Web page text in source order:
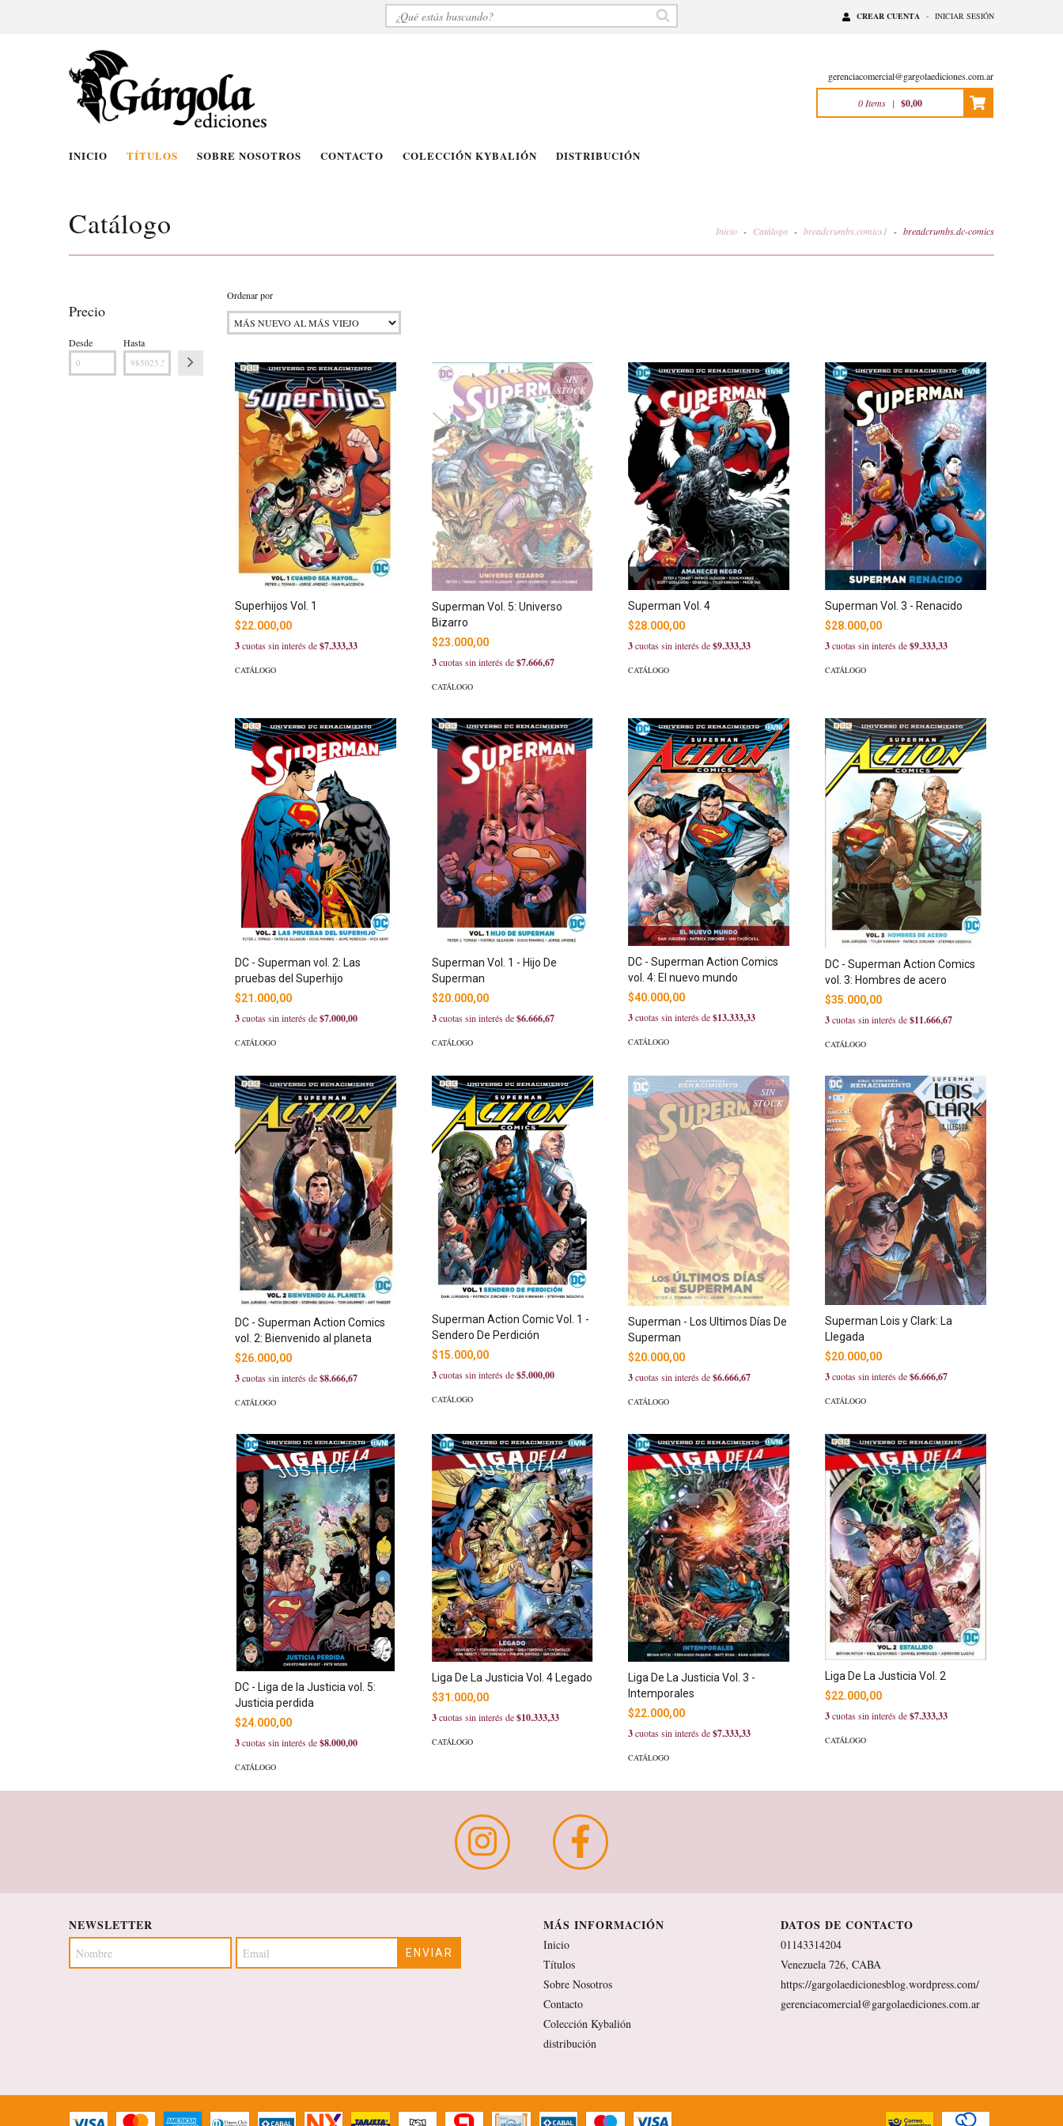
CREAR CUENTA - INICIAR SESIÓN
gerenciacomercial@gargolaediciones.com.ar
0 Items | $0,00
INICIO TÍTULOS SOBRE NOSOTROS CONTACTO COLECCIÓN KYBALIÓN DISTRIBUCIÓN
Catálogo Inicio - Catálogo - breadcrumbs.comics1 - breadcrumbs.dc-comics
Precio
Desde Hasta
Ordenar por
Superhijos Vol. 1
$22.000,00
3cuotas sin interés de$7.333,33
CATÁLOGO
SIN
STOCK
Superman Vol. 5: Universo
Bizarro
$23.000,00
3cuotas sin interés de$7.666,67
CATÁLOGO
Superman Vol. 4
$28.000,00
3cuotas sin interés de$9.333,33
CATÁLOGO
Superman Vol. 3 - Renacido
$28.000,00
3cuotas sin interés de$9.333,33
CATÁLOGO
DC - Superman vol. 2: Las
pruebas del Superhijo
$21.000,00
3cuotas sin interés de$7.000,00
CATÁLOGO
Superman Vol. 1 - Hijo De
Superman
$20.000,00
3cuotas sin interés de$6.666,67
CATÁLOGO
DC - Superman Action Comics
vol. 4: El nuevo mundo
$40.000,00
3cuotas sin interés de$13.333,33
CATÁLOGO
DC - Superman Action Comics
vol. 3: Hombres de acero
$35.000,00
3cuotas sin interés de$11.666,67
CATÁLOGO
DC - Superman Action Comics
vol. 2: Bienvenido al planeta
$26.000,00
3cuotas sin interés de$8.666,67
CATÁLOGO
Superman Action Comic Vol. 1 -
Sendero De Perdición
$15.000,00
3cuotas sin interés de$5.000,00
CATÁLOGO
SIN
STOCK
Superman - Los Ultimos Días De
Superman
$20.000,00
3cuotas sin interés de$6.666,67
CATÁLOGO
Superman Lois y Clark: La
Llegada
$20.000,00
3cuotas sin interés de$6.666,67
CATÁLOGO
DC - Liga de la Justicia vol. 5:
Justicia perdida
$24.000,00
3cuotas sin interés de$8.000,00
CATÁLOGO
Liga De La Justicia Vol. 4 Legado
$31.000,00
3cuotas sin interés de$10.333,33
CATÁLOGO
Liga De La Justicia Vol. 3 -
Intemporales
$22.000,00
3cuotas sin interés de$7.333,33
CATÁLOGO
Liga De La Justicia Vol. 2
$22.000,00
3cuotas sin interés de$7.333,33
CATÁLOGO
NEWSLETTER MÁS INFORMACIÓN
Inicio
Títulos
Sobre Nosotros
Contacto
Colección Kybalión
distribución
DATOS DE CONTACTO
01143314204
Venezuela 726, CABA
https://gargolaedicionesblog.wordpress.com/
gerenciacomercial@gargolaediciones.com.ar